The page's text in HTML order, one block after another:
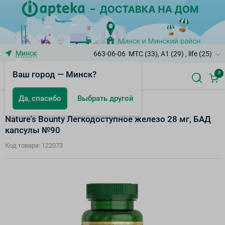
Минск
Ваш город — Минск?
Да, спасибо Выбрать другой
663-06-06 МТС (33), A1 (29) , life (25)
0
Железо
Nature's Bounty Легкодоступное железо 28 мг, БАД
капсулы №90
Код товара: 122073